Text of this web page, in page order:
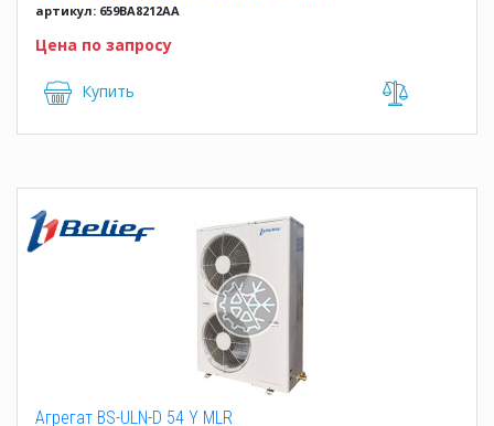
артикул: 659BA8212AA
Цена по запросу
Купить
Агрегат BS-ULN-D 54 Y MLR